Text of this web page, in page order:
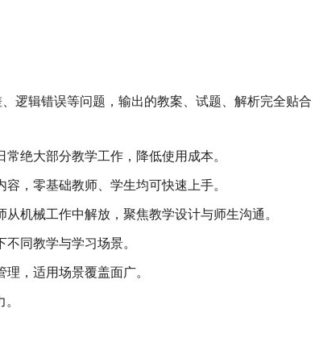
逻辑错误等问题，输出的教案、试题、解析完全贴合
绝大部分教学工作，降低使用成本。
，零基础教师、学生均可快速上手。
机械工作中解放，聚焦教学设计与师生沟通。
同教学与学习场景。
，适用场景覆盖面广。